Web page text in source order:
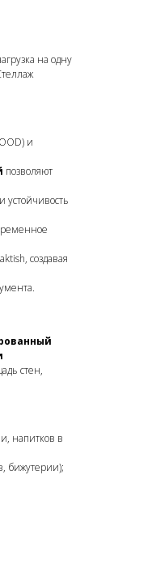
на одну
и
позволяют
устойчивость
создавая
стен,
напитков в
бижутерии);